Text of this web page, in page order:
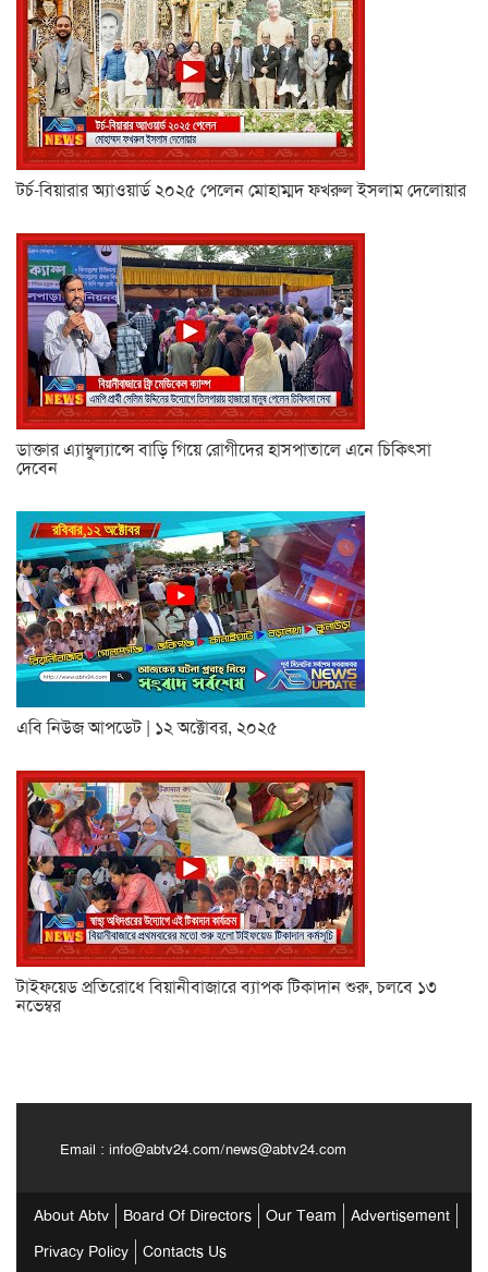
টর্চ-বিয়ারার অ্যাওয়ার্ড ২০২৫ পেলেন মোহাম্মদ ফখরুল ইসলাম দেলোয়ার
ডাক্তার এ্যাম্বুল্যান্সে বাড়ি গিয়ে রোগীদের হাসপাতালে এনে চিকিৎসা
দেবেন
এবি নিউজ আপডেট | ১২ অক্টোবর, ২০২৫
টাইফয়েড প্রতিরোধে বিয়ানীবাজারে ব্যাপক টিকাদান শুরু, চলবে ১৩
নভেম্বর
Email : info@abtv24.com/news@abtv24.com
About Abtv Board Of Directors Our Team
Advertisement
Privacy Policy
Contacts Us